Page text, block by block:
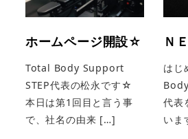
ホームページ開設☆
Total Body Support
STEP代表の松永です☆
本日は第1回目と言う事
で、社名の由来 […]
Ｎ
はじ
代表
いま